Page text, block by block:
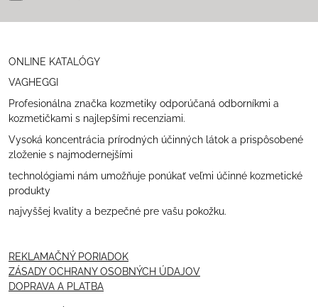
ONLINE KATALÓGY
VAGHEGGI
Profesionálna značka kozmetiky odporúčaná odborníkmi a
kozmetičkami s najlepšími recenziami.
Vysoká koncentrácia prírodných účinných látok a prispôsobené
zloženie s najmodernejšími
technológiami nám umožňuje ponúkať veľmi účinné kozmetické
produkty
najvyššej kvality a bezpečné pre vašu pokožku.
REKLAMAČNÝ PORIADOK
ZÁSADY OCHRANY OSOBNÝCH ÚDAJOV
DOPRAVA A PLATBA